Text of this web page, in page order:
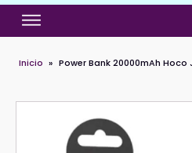
Inicio » Power Bank 20000mAh Hoco